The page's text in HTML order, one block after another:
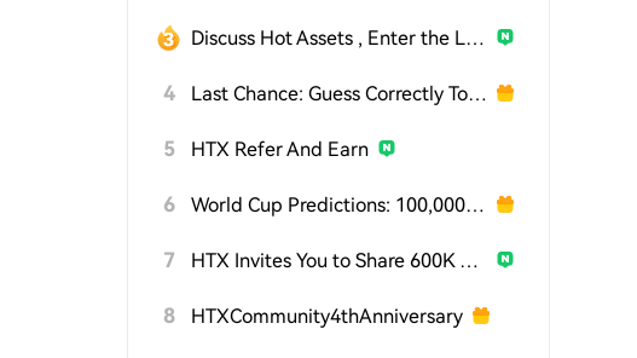
Discuss Hot Assets , Enter the Lucky Draw
4 Last Chance: Guess Correctly Today and Win More
5 HTX Refer And Earn
6 World Cup Predictions: 100,000 USDT Daily
7 HTX Invites You to Share 600K USDT in Gift Packs
8 HTXCommunity4thAnniversary